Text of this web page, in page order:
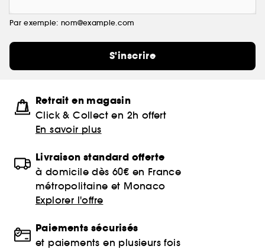
Par exemple: nom@example.com
S'inscrire
Retrait en magasin
Click & Collect en 2h offert
En savoir plus
Livraison standard offerte
à domicile dès 60€ en France
métropolitaine et Monaco
Explorer l'offre
Paiements sécurisés
et paiements en plusieurs fois